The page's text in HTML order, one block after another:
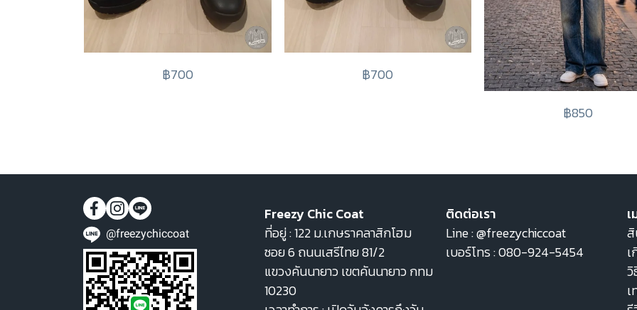
฿700
฿700
฿850
@freezychiccoat
Freezy Chic Coat
ที่อยู่ : 122 ม.เกษราคลาสิกโฮม
ซอย 6 ถนนเสรีไทย 81/2
แขวงคันนายาว เขตคันนายาว กทม
10230
ติดต่อเรา
Line :@freezychiccoat
เบอร์โทร :080-924-5454
วิ